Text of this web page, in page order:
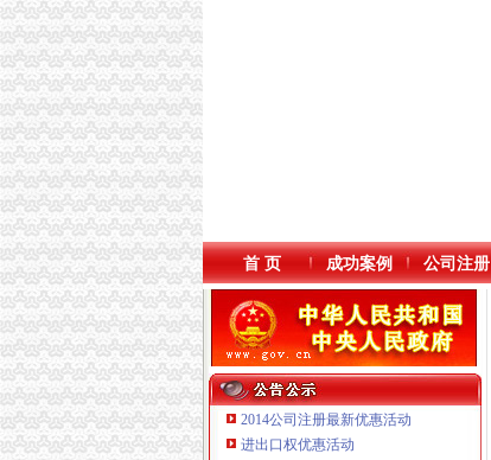
首 页 成功案例 公司注册
2014公司注册最新优惠活动
进出口权优惠活动